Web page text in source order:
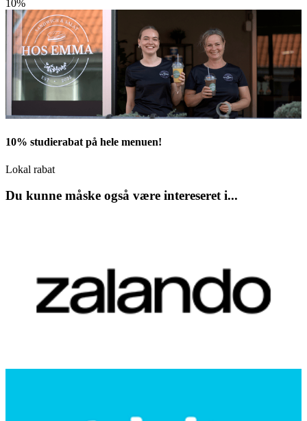
10%
10% studierabat på hele menuen!
Lokal rabat
Du kunne måske også være intereseret i...